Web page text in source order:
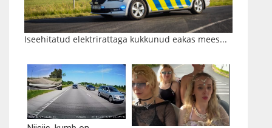
Iseehitatud elektrirattaga kukkunud eakas mees...